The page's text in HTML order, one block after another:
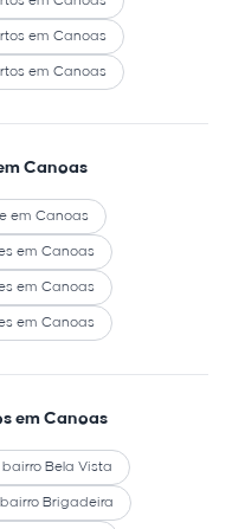
em Canoas
em Canoas
Canoas
em Canoas
em Canoas
em Canoas
em Canoas
em Canoas
Bela Vista
Brigadeira